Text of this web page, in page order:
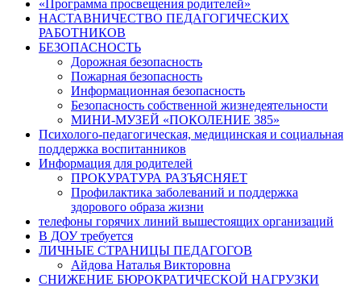
«Программа просвещения родителей»
НАСТАВНИЧЕСТВО ПЕДАГОГИЧЕСКИХ
РАБОТНИКОВ
БЕЗОПАСНОСТЬ
Дорожная безопасность
Пожарная безопасность
Информационная безопасность
Безопасность собственной жизнедеятельности
МИНИ-МУЗЕЙ «ПОКОЛЕНИЕ 385»
Психолого-педагогическая, медицинская и социальная
поддержка воспитанников
Информация для родителей
ПРОКУРАТУРА РАЗЪЯСНЯЕТ
Профилактика заболеваний и поддержка
здорового образа жизни
телефоны горячих линий вышестоящих организаций
В ДОУ требуется
ЛИЧНЫЕ СТРАНИЦЫ ПЕДАГОГОВ
Айдова Наталья Викторовна
СНИЖЕНИЕ БЮРОКРАТИЧЕСКОЙ НАГРУЗКИ